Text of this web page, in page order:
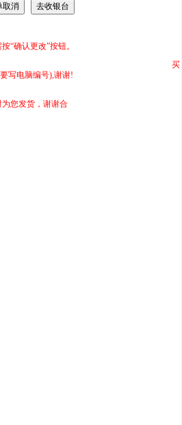
更改”按钮。
利递交时,请你将你购 买
写电脑编号),谢谢!
用发邮件或打电话等各类
您发货，谢谢合